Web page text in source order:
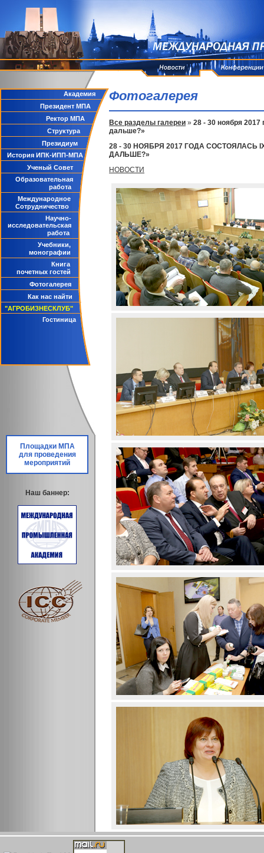
Академия
Президент МПА
Ректор МПА
Структура
Президиум
История ИПК-ИПП-МПА
Ученый Совет
Образовательная
работа
Международное
Сотрудничество
Научно-
исследовательская
работа
Учебники,
монографии
Книга
почетных гостей
Фотогалерея
Как нас найти
"АГРОБИЗНЕСКЛУБ"
Гостиница
Площадки МПА
для проведения
мероприятий
Наш баннер:
Фотогалерея
Все разделы галереи » 28 - 30 ноября
дальше?»
28 - 30 НОЯБРЯ 2017 ГОДА
ДАЛЬШЕ?»
НОВОСТИ